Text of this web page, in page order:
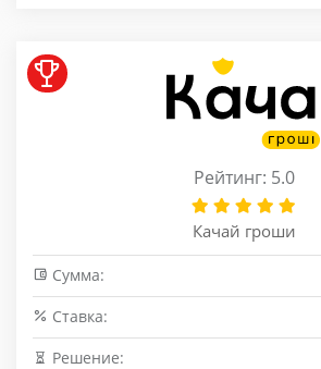
Рейтинг: 5.0
Качай гроши
Сумма:
Cтавка:
Решение: